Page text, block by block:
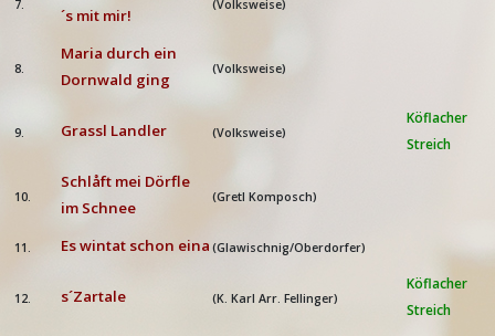
7.
´s mit mir!
(Volksweise)
8.
Maria durch ein
Dornwald ging
(Volksweise)
9. Grassl Landler (Volksweise)
Köflacher
Streich
10.
Schlåft mei Dörfle
im Schnee
(Gretl Komposch)
11. Es wintat schon eina (Glawischnig/Oberdorfer)
12. s´Zartale (K. Karl Arr. Fellinger)
Köflacher
Streich